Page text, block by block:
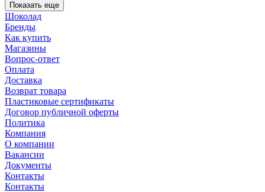
Показать еще
Шоколад
Бренды
Как купить
Магазины
Вопрос-ответ
Оплата
Доставка
Возврат товара
Пластиковые сертификаты
Договор публичной оферты
Политика
Компания
О компании
Вакансии
Документы
Контакты
Контакты